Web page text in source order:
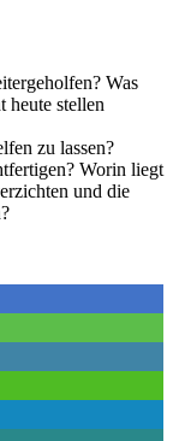
Was
heute stellen
zu lassen?
Worin liegt
und die